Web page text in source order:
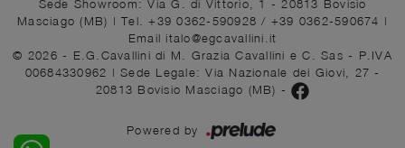
Sede Showroom: Via G. di Vittorio, 1 - 20813 Bovisio
Masciago (MB) | Tel. +39 0362-590928/ +39 0362-590674 |
Email italo@egcavallini.it
© 2026 - E.G.Cavallini di M. Grazia Cavallini e C. Sas - P.IVA
00684330962 | Sede Legale: Via Nazionale dei Giovi, 27 -
20813 Bovisio Masciago (MB) -
Powered by